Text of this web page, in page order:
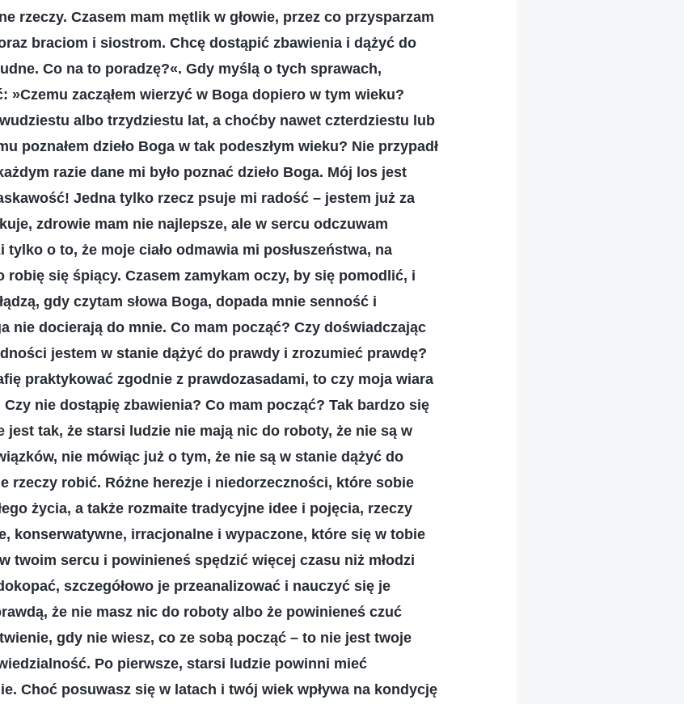
rzeczy. Czasem mam mętlik w głowie, przez co przysparzam
braciom i siostrom. Chcę dostąpić zbawienia i dążyć do
Co na to poradzę?«. Gdy myślą o tych sprawach,
»Czemu zacząłem wierzyć w Boga dopiero w tym wieku?
albo trzydziestu lat, a choćby nawet czterdziestu lub
poznałem dzieło Boga w tak podeszłym wieku? Nie przypadł
razie dane mi było poznać dzieło Boga. Mój los jest
Jedna tylko rzecz psuje mi radość – jestem już za
zdrowie mam nie najlepsze, ale w sercu odczuwam
tylko o to, że moje ciało odmawia mi posłuszeństwa, na
robię się śpiący. Czasem zamykam oczy, by się pomodlić, i
gdy czytam słowa Boga, dopada mnie senność i
nie docierają do mnie. Co mam począć? Czy doświadczając
jestem w stanie dążyć do prawdy i zrozumieć prawdę?
praktykować zgodnie z prawdozasadami, to czy moja wiara
nie dostąpię zbawienia? Co mam począć? Tak bardzo się
tak, że starsi ludzie nie mają nic do roboty, że nie są w
nie mówiąc już o tym, że nie są w stanie dążyć do
rzeczy robić. Różne herezje i niedorzeczności, które sobie
życia, a także rozmaite tradycyjne idee i pojęcia, rzeczy
konserwatywne, irracjonalne i wypaczone, które się w tobie
twoim sercu i powinieneś spędzić więcej czasu niż młodzi
szczegółowo je przeanalizować i nauczyć się je
że nie masz nic do roboty albo że powinieneś czuć
gdy nie wiesz, co ze sobą począć – to nie jest twoje
Po pierwsze, starsi ludzie powinni mieć
Choć posuwasz się w latach i twój wiek wpływa na kondycję